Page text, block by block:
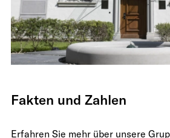
Fakten und Zahlen
Erfahren Sie mehr über unsere